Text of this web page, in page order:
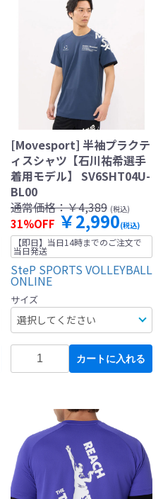
[Movesport] 半袖プラクテ
ィスシャツ【石川祐希選手
着用モデル】 SV6SHT04U-
BL00
通常価格：￥4,389 (税込)
31%OFF ￥2,990(税込)
【即日】当日14時までのご注文で
当日発送
SteP SPORTS VOLLEYBALL
ONLINE
サイズ
カートに入れる